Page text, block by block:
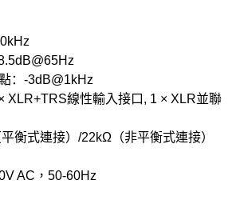
： -3dB@1kHz
XLR+TRS線性輸入接口 , 1 × XLR並聯
平衡式連接） /22kΩ （非平衡式連接）
AC ， 50-60Hz